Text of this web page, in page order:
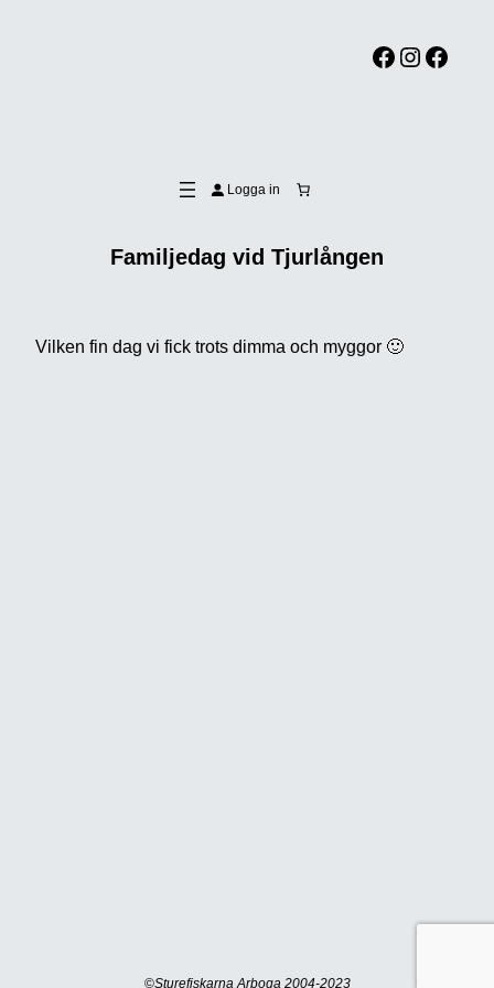
Facebook Instagram Facebook
Logga in
Familjedag vid Tjurlången
Vilken fin dag vi fick trots dimma och myggor 🙂
©Sturefiskarna Arboga 2004-2023